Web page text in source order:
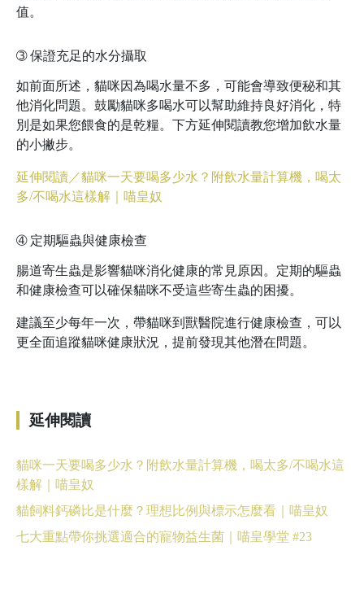
值。
➂保證充足的水分攝取
如前面所述，貓咪因為喝水量不多，可能會導致便秘和其
他消化問題。鼓勵貓咪多喝水可以幫助維持良好消化，特
別是如果您餵食的是乾糧。下方延伸閱讀教您增加飲水量
的小撇步。
延伸閱讀／貓咪一天要喝多少水？附飲水量計算機，喝太
多/不喝水這樣解｜喵皇奴
➃ 定期驅蟲與健康檢查
腸道寄生蟲是影響貓咪消化健康的常見原因。定期的驅蟲
和健康檢查可以確保貓咪不受這些寄生蟲的困擾。
建議至少每年一次，帶貓咪到獸醫院進行健康檢查，可以
更全面追蹤貓咪健康狀況，提前發現其他潛在問題。
延伸閱讀
貓咪一天要喝多少水？附飲水量計算機，喝太多/不喝水這
樣解｜喵皇奴
貓飼料鈣磷比是什麼？理想比例與標示怎麼看｜喵皇奴
七大重點帶你挑選適合的寵物益生菌｜喵皇學堂 #23